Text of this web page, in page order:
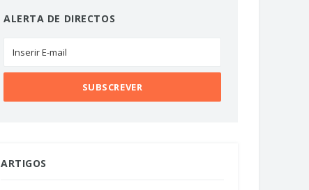
ALERTA DE DIRECTOS
ARTIGOS